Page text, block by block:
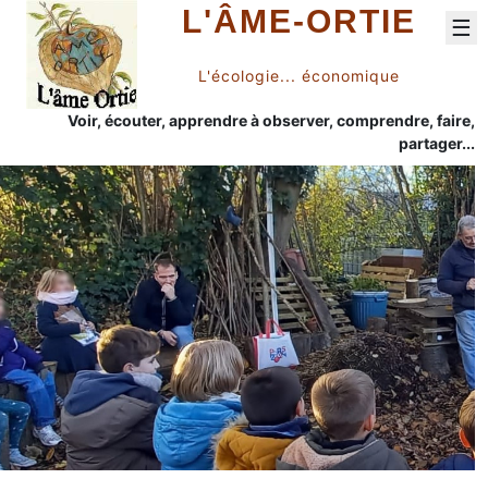
L'ÂME-ORTIE
L'écologie... économique
Voir, écouter, apprendre à observer, comprendre, faire,
partager...
☰